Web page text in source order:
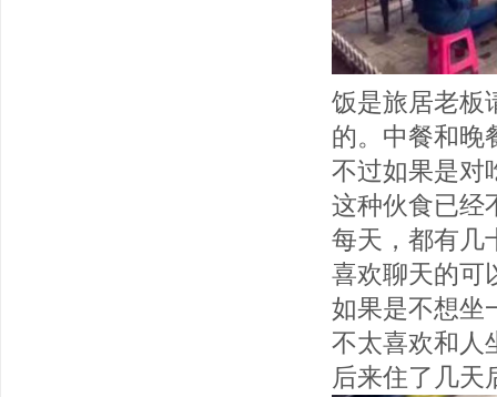
饭是旅居老板
的。中餐和晚
不过如果是对
这种伙食已经
每天，都有几
喜欢聊天的可
如果是不想坐
不太喜欢和人
后来住了几天